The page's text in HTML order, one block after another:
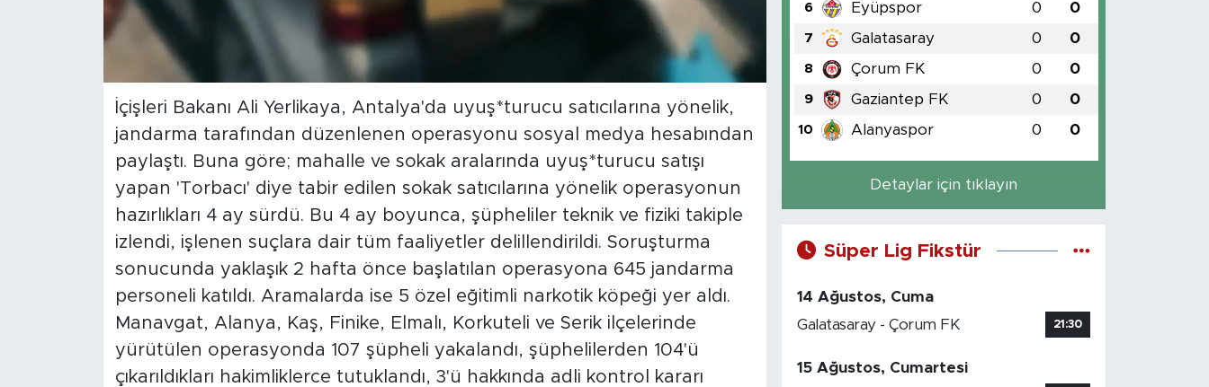
İçişleri Bakanı Ali Yerlikaya, Antalya'da uyuş*turucu satıcılarına yönelik,
jandarma tarafından düzenlenen operasyonu sosyal medya hesabından
paylaştı. Buna göre; mahalle ve sokak aralarında uyuş*turucu satışı
yapan 'Torbacı' diye tabir edilen sokak satıcılarına yönelik operasyonun
hazırlıkları 4 ay sürdü. Bu 4 ay boyunca, şüpheliler teknik ve fiziki takiple
izlendi, işlenen suçlara dair tüm faaliyetler delillendirildi. Soruşturma
sonucunda yaklaşık 2 hafta önce başlatılan operasyona 645 jandarma
personeli katıldı. Aramalarda ise 5 özel eğitimli narkotik köpeği yer aldı.
Manavgat, Alanya, Kaş, Finike, Elmalı, Korkuteli ve Serik ilçelerinde
yürütülen operasyonda 107 şüpheli yakalandı, şüphelilerden 104'ü
çıkarıldıkları hakimliklerce tutuklandı, 3'ü hakkında adli kontrol kararı
6 Eyüpspor 0 0
7 Galatasaray 0 0
8 Çorum FK 0 0
9 Gaziantep FK 0 0
10 Alanyaspor 0 0
Detaylar için tıklayın
Süper Lig Fikstür
14 Ağustos, Cuma
Galatasaray - Çorum FK
21:30
15 Ağustos, Cumartesi